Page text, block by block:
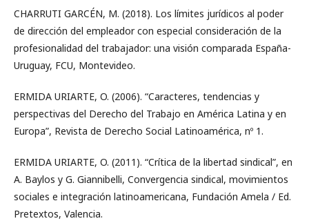
CHARRUTI GARCÉN, M. (2018). Los límites jurídicos al poder
de dirección del empleador con especial consideración de la
profesionalidad del trabajador: una visión comparada España-
Uruguay, FCU, Montevideo.
ERMIDA URIARTE, O. (2006). “Caracteres, tendencias y
perspectivas del Derecho del Trabajo en América Latina y en
Europa”, Revista de Derecho Social Latinoamérica, nº 1.
ERMIDA URIARTE, O. (2011). “Crítica de la libertad sindical”, en
A. Baylos y G. Giannibelli, Convergencia sindical, movimientos
sociales e integración latinoamericana, Fundación Amela / Ed.
Pretextos, Valencia.